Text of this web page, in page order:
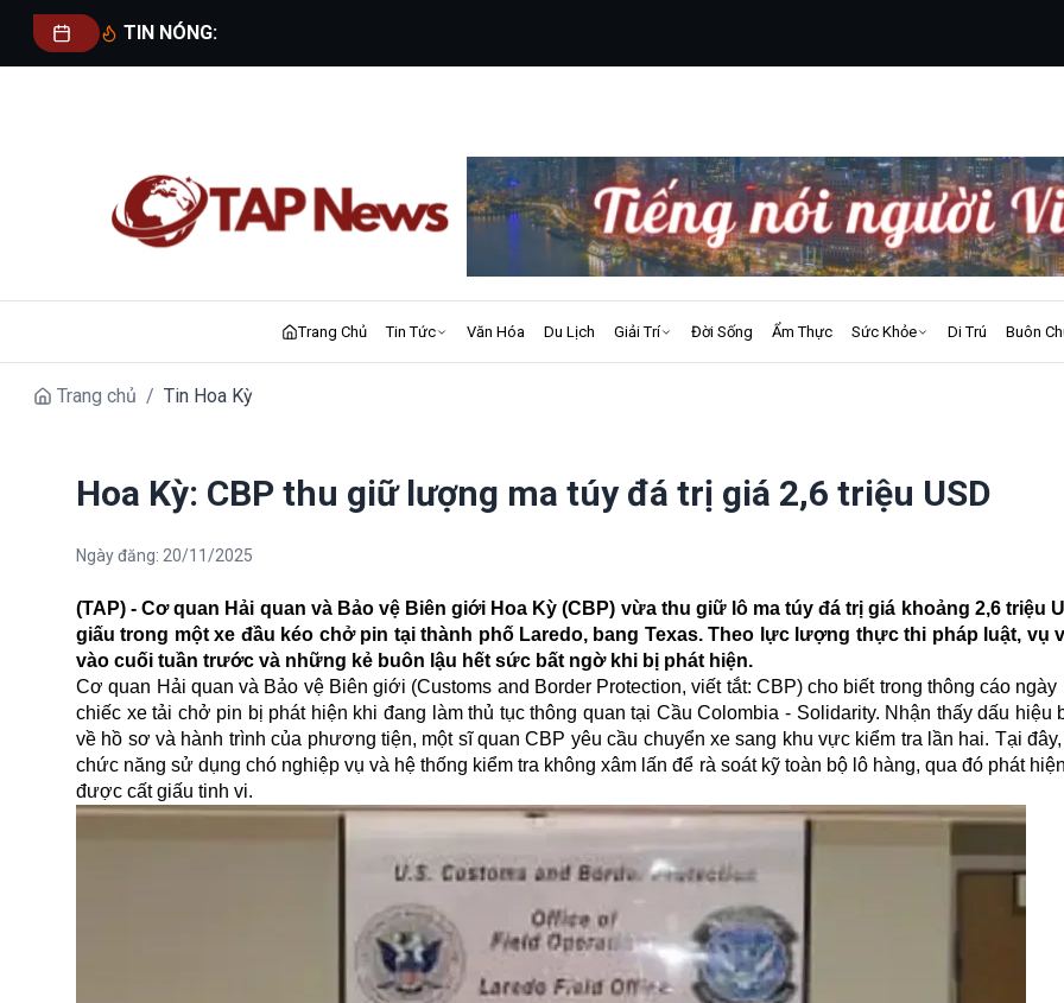
TIN NÓNG:
Trang Chủ Tin Tức Văn Hóa Du Lịch Giải Trí Đời Sống Ẩm Thực Sức Khỏe Di Trú Buôn
Trang chủ / Tin Hoa Kỳ
Hoa Kỳ: CBP thu giữ lượng ma túy đá trị giá 2,6 triệu USD
Ngày đăng: 20/11/2025
(TAP) - Cơ quan Hải quan và Bảo vệ Biên giới Hoa Kỳ (CBP) vừa thu giữ lô ma túy đá trị giá khoảng 2,6 triệu
giấu trong một xe đầu kéo chở pin tại thành phố Laredo, bang Texas. Theo lực lượng thực thi pháp luật, vụ
vào cuối tuần trước và những kẻ buôn lậu hết sức bất ngờ khi bị phát hiện.
Cơ quan Hải quan và Bảo vệ Biên giới (Customs and Border Protection, viết tắt: CBP) cho biết trong thông cáo ngày
chiếc xe tải chở pin bị phát hiện khi đang làm thủ tục thông quan tại Cầu Colombia - Solidarity. Nhận thấy dấu hiệu
về hồ sơ và hành trình của phương tiện, một sĩ quan CBP yêu cầu chuyển xe sang khu vực kiểm tra lần hai. Tại
chức năng sử dụng chó nghiệp vụ và hệ thống kiểm tra không xâm lấn để rà soát kỹ toàn bộ lô hàng, qua đó phát
được cất giấu tinh vi.